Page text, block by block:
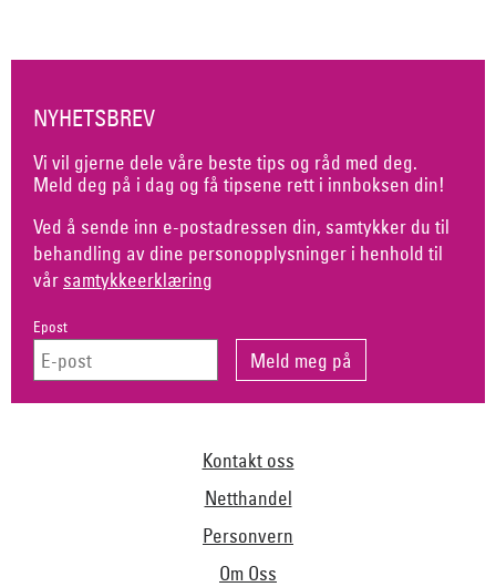
NYHETSBREV
Vi vil gjerne dele våre beste tips og råd med deg.
Meld deg på i dag og få tipsene rett i innboksen din!
Ved å sende inn e-postadressen din, samtykker du til
behandling av dine personopplysninger i henhold til
vår samtykkeerklæring
Epost
Kontakt oss
Netthandel
Personvern
Om Oss